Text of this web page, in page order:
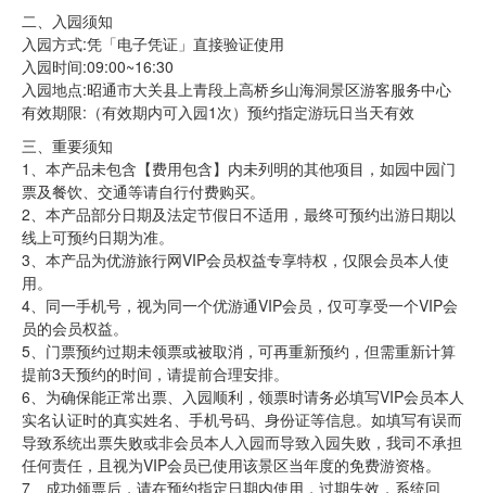
二、入园须知
入园方式:凭「电子凭证」直接验证使用
入园时间:09:00~16:30
入园地点:昭通市大关县上青段上高桥乡山海洞景区游客服务中心
有效期限:（有效期内可入园1次）预约指定游玩日当天有效
三、重要须知
1、本产品未包含【费用包含】内未列明的其他项目，如园中园门
票及餐饮、交通等请自行付费购买。
2、本产品部分日期及法定节假日不适用，最终可预约出游日期以
线上可预约日期为准。
3、本产品为优游旅行网VIP会员权益专享特权，仅限会员本人使
用。
4、同一手机号，视为同一个优游通VIP会员，仅可享受一个VIP会
员的会员权益。
5、门票预约过期未领票或被取消，可再重新预约，但需重新计算
提前3天预约的时间，请提前合理安排。
6、为确保能正常出票、入园顺利，领票时请务必填写VIP会员本人
实名认证时的真实姓名、手机号码、身份证等信息。如填写有误而
导致系统出票失败或非会员本人入园而导致入园失败，我司不承担
任何责任，且视为VIP会员已使用该景区当年度的免费游资格。
7、成功领票后，请在预约指定日期内使用，过期失效，系统回